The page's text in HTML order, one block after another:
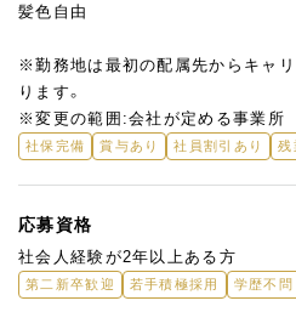
髪色自由
※勤務地は最初の配属先からキャ
ります。
※変更の範囲:会社が定める事業所
社保完備 賞与あり 社員割引あり 残
応募資格
社会人経験が2年以上ある方
第二新卒歓迎 若手積極採用 学歴不問